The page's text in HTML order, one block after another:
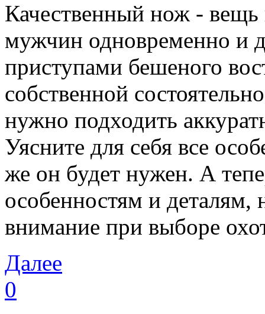
Качественный нож - вещь
мужчин одновременно и
приступами бешеного
собственной
нужно подходить
Уясните для себя все
же он будет нужен. А
особенностям и деталям,
внимание при выборе
Далее
0